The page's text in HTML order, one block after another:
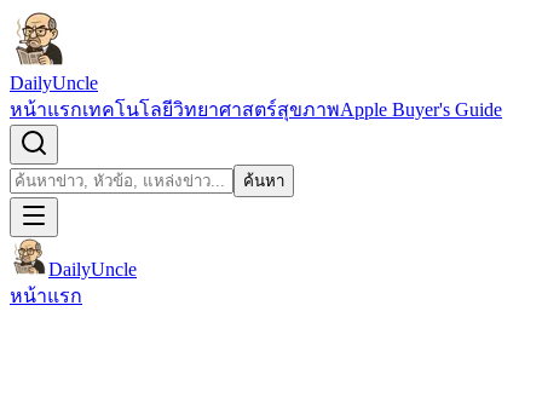
ข้ามไปยังเนื้อหา
DailyUncle
หน้าแรกเทคโนโลยีวิทยาศาสตร์สุขภาพApple Buyer's Guide
ค้นหา ค้นหา
DailyUncle
หน้าแรก